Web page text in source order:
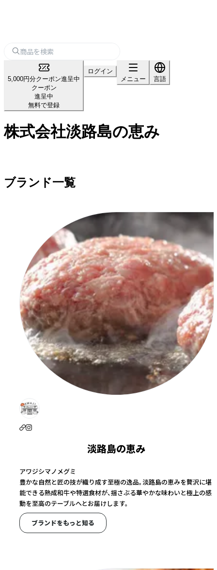
5,000円分クーポン進呈中
クーポン
進呈中
無料で登録
ログイン
メニュー
言語
株式会社淡路島の恵み
ブランド一覧
淡路島の恵み
アワジシマノメグミ
豊かな自然と匠の技が織り成す至極の逸品。淡路島の恵みを贅沢に堪
能できる熟成和牛や特選食材が、揺さぶる華やかな味わいと極上の感
動を至高のテーブルへとお届けします。
ブランドをもっと知る